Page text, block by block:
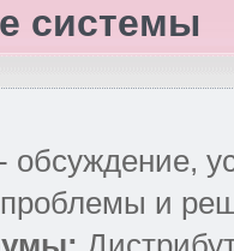
системы
проблемы и